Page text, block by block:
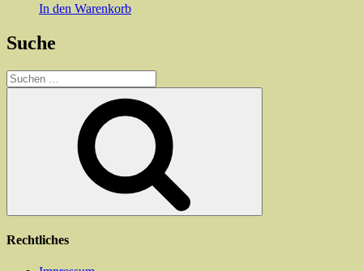
In den Warenkorb
Suche
Suchen
nach:
Rechtliches